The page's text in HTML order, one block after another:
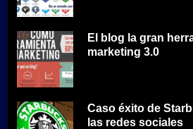
El blog la gran
marketing 3.0
Caso éxito de
las redes sociales